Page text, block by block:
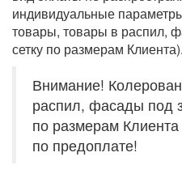
индивидуальные
товары, товары в распил,
сетку по размерам Клиента).
Внимание!
распил, фасады под
по размерам Клиента
по предоплате!